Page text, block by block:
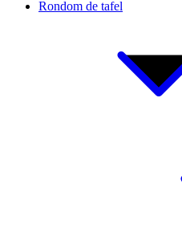
Rondom de tafel